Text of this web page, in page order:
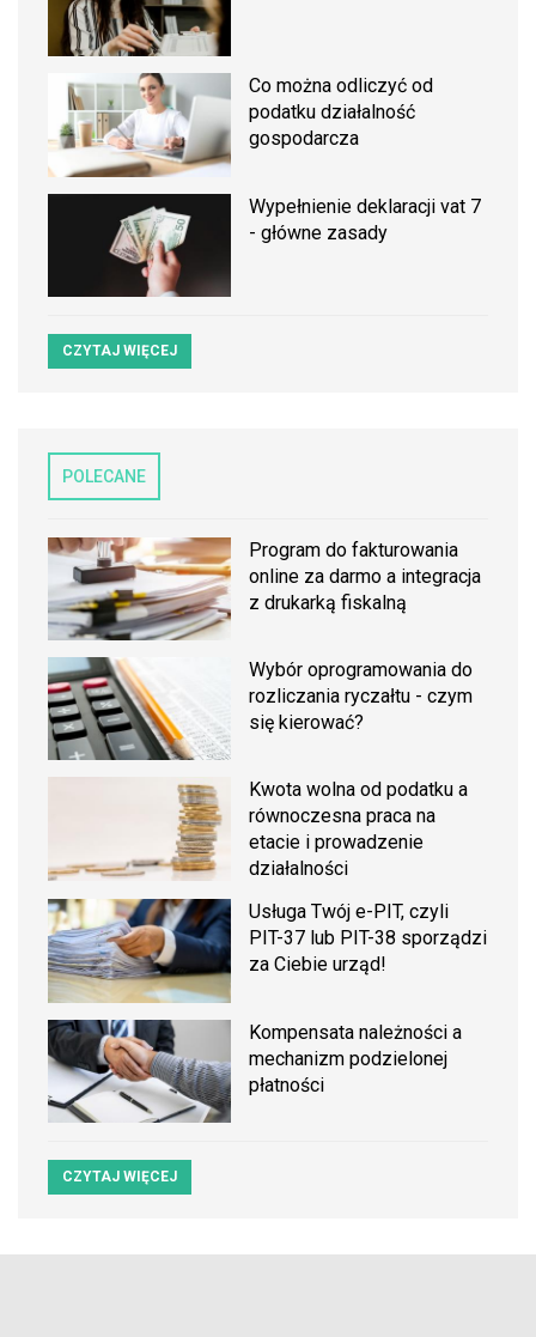
Co można odliczyć od
podatku działalność
gospodarcza
Wypełnienie deklaracji vat 7
- główne zasady
CZYTAJ WIĘCEJ
POLECANE
Program do fakturowania
online za darmo a integracja
z drukarką fiskalną
Wybór oprogramowania do
rozliczania ryczałtu - czym
się kierować?
Kwota wolna od podatku a
równoczesna praca na
etacie i prowadzenie
działalności
Usługa Twój e-PIT, czyli
PIT-37 lub PIT-38 sporządzi
za Ciebie urząd!
Kompensata należności a
mechanizm podzielonej
płatności
CZYTAJ WIĘCEJ